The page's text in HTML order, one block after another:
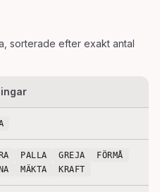
, sorterade efter exakt antal
PALLA GREJA
FÖRMÅ
MÄKTA KRAFT